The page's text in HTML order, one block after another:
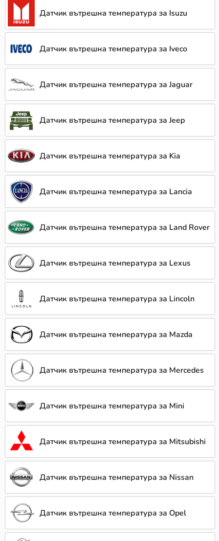
Датчик вътрешна температура за Isuzu
Датчик вътрешна температура за Iveco
Датчик вътрешна температура за Jaguar
Датчик вътрешна температура за Jeep
Датчик вътрешна температура за Kia
Датчик вътрешна температура за Lancia
Датчик вътрешна температура за Land Rover
Датчик вътрешна температура за Lexus
Датчик вътрешна температура за Lincoln
Датчик вътрешна температура за Mazda
Датчик вътрешна температура за Mercedes
Датчик вътрешна температура за Mini
Датчик вътрешна температура за Mitsubishi
Датчик вътрешна температура за Nissan
Датчик вътрешна температура за Opel